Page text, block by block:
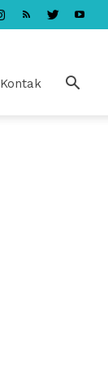
Kontak